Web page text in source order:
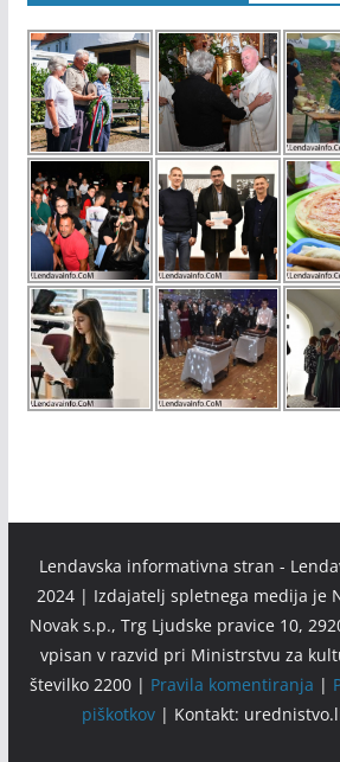
Lendavska informativna stran -
2024 | Izdajatelj spletnega medija je
Novak s.p., Trg Ljudske pravice 10,
vpisan v razvid pri Ministrstvu za
številko 2200 | Pravila komentiranja |
piškotkov| Kontakt: